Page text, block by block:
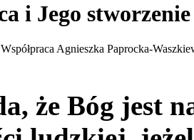
i Jego stworzenie
Agnieszka Paprocka-
że Bóg jest